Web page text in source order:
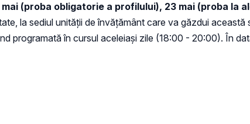
(proba obligatorie a profilului), 23 mai (proba la
la sediul unităţii de învăţământ care va găzdui această
programată în cursul aceleiaşi zile (18:00 - 20:00). În